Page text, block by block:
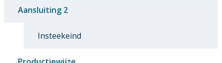
Aansluiting 2
Insteekeind